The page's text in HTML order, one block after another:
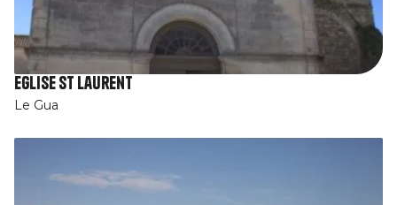
Eglise St Laurent
Le Gua